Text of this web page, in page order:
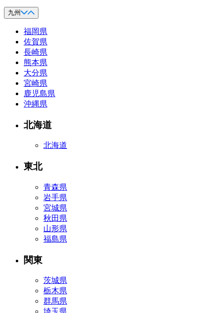
九州
福岡県
佐賀県
長崎県
熊本県
大分県
宮崎県
鹿児島県
沖縄県
北海道
北海道
東北
青森県
岩手県
宮城県
秋田県
山形県
福島県
関東
茨城県
栃木県
群馬県